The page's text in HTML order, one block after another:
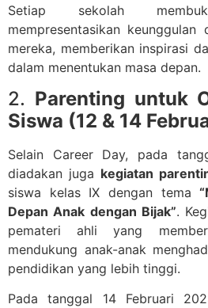
Setiap sekolah
mempresentasikan
mereka, memberikan inspirasi
dalam menentukan masa depan.
2. Parenting untuk
Siswa (12 & 14
Selain Career Day, pada
diadakan juga kegiatan
siswa kelas IX dengan tema
Depan Anak dengan Bijak”.
pemateri ahli yang
mendukung anak-anak
pendidikan yang lebih tinggi.
Pada tanggal 14 Februari